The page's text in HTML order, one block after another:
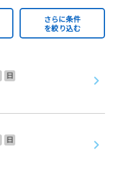
さらに条件
を絞り込む
日
日